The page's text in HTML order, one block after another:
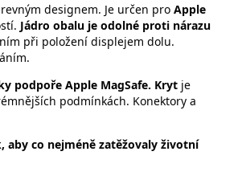
designem. Je určen pro Apple
Jádro obalu je odolné proti nárazu
při položení displejem dolu.
podpoře Apple MagSafe. Kryt je
podmínkách. Konektory a
aby co nejméně zatěžovaly životní